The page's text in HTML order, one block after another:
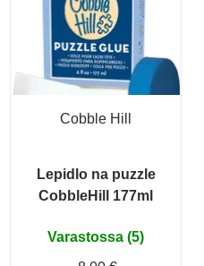
Cobble Hill
Lepidlo na puzzle
CobbleHill 177ml
Varastossa (5)